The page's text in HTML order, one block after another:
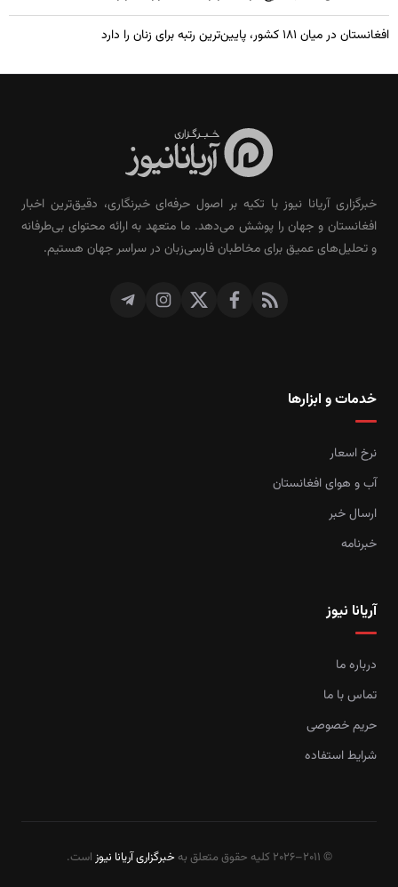
افغانستان در میان ۱۸۱ کشور، پایین‌ترین رتبه برای زنان را دارد
خبرگزاری آریانا نیوز با تکیه بر اصول حرفه‌ای خبرنگاری، دقیق‌ترین اخبار
افغانستان و جهان را پوشش می‌دهد. ما متعهد به ارائه محتوای بی‌طرفانه
و تحلیل‌های عمیق برای مخاطبان فارسی‌زبان در سراسر جهان هستیم.
خدمات و ابزارها
نرخ اسعار
آب و هوای افغانستان
ارسال خبر
خبرنامه
آریانا نیوز
درباره ما
تماس با ما
حریم خصوصی
شرایط استفاده
© 2011–2026 کلیه حقوق متعلق به خبرگزاری آریانا نیوز است.